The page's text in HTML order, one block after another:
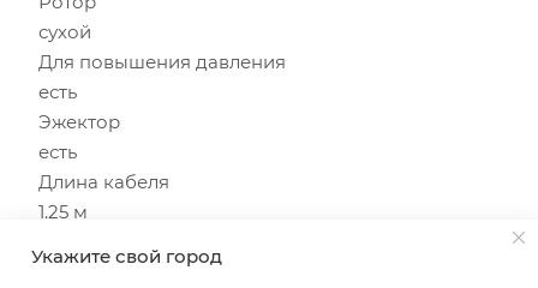
сухой
Для повышения давления
есть
Эжектор
есть
Длина кабеля
1.25 м
Укажите свой город